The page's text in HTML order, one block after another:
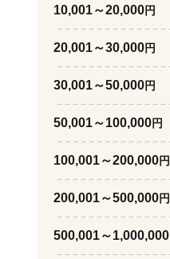
10,001～20,000円
20,001～30,000円
30,001～50,000円
50,001～100,000円
100,001～200,000円
200,001～500,000円
500,001～1,000,000